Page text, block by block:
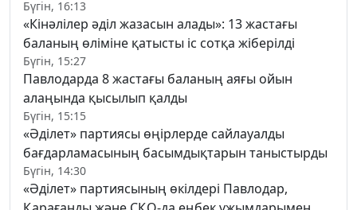
Бүгін, 16:13
«Кінәлілер әділ жазасын алады»: 13 жастағы
баланың өліміне қатысты іс сотқа жіберілді
Бүгін, 15:27
Павлодарда 8 жастағы баланың аяғы ойын
алаңында қысылып қалды
Бүгін, 15:15
«Әділет» партиясы өңірлерде сайлауалды
бағдарламасының басымдықтарын таныстырды
Бүгін, 14:30
«Әділет» партиясының өкілдері Павлодар,